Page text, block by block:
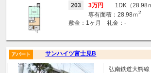
203 3万円 1DK（28.98
専有面積：28.98ｍ2
敷金：1ヶ月 礼金：-
サンハイツ富士見B
アパート
弘南鉄道大鰐線